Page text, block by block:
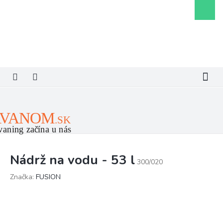
košík
Nádrž na vodu - 53 l 300/020
Značka: FUSION